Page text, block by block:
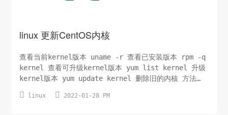
linux 更新CentOS内核
查看当前kernel版本 uname -r 查看已安装版本 rpm -q
kernel 查看可升级kernel版本 yum list kernel 升级
kernel版本 yum update kernel 删除旧的内核 方法
你想要保留多少旧的内核，比如我想保留两个: sudo
 linux  2022-01-28 PM